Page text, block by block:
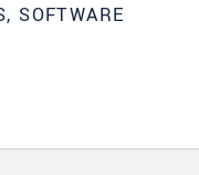
SOFTWARE
naše